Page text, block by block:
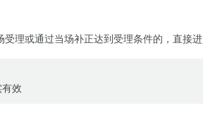
受理或通过当场补正达到受理条件的，直接
效